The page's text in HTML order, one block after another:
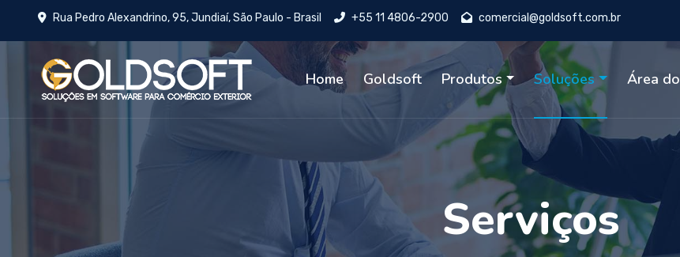
Rua Pedro Alexandrino, 95, Jundiaí, São Paulo - Brasil +55 11 4806-2900 comercial@goldsoft.com.br
Home Goldsoft Produtos Soluções Área
Serviços